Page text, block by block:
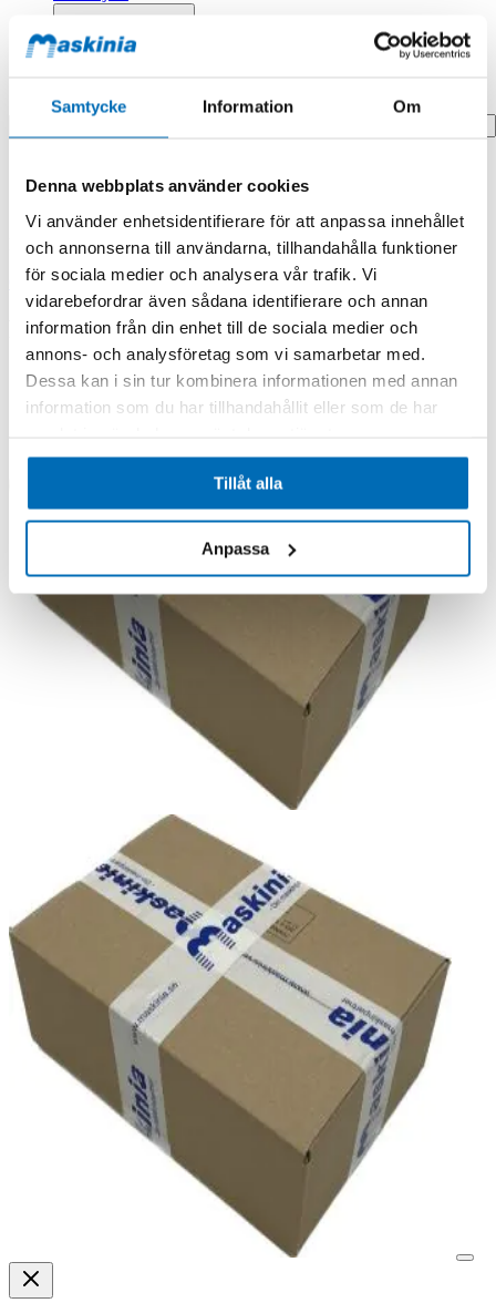
Samtycke Information Om
Denna webbplats använder cookies
Vi använder enhetsidentifierare för att anpassa innehållet
och annonserna till användarna, tillhandahålla funktioner
för sociala medier och analysera vår trafik. Vi
vidarebefordrar även sådana identifierare och annan
information från din enhet till de sociala medier och
annons- och analysföretag som vi samarbetar med.
Dessa kan i sin tur kombinera informationen med annan
information som du har tillhandahållit eller som de har
Tillåt alla
Anpassa
Search
Hem
Produkten finns i följande kategorier:
Case
Plug